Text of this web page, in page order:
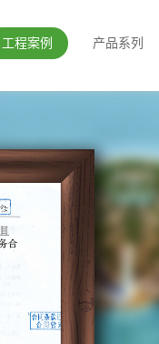
工程案例 产品系列